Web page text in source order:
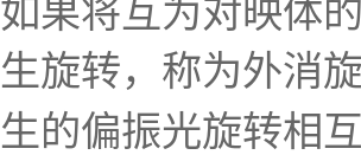
如果将互为对映体
生旋转，称为外消
生的偏振光旋转相